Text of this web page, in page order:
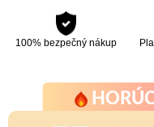
100% bezpečný nákup